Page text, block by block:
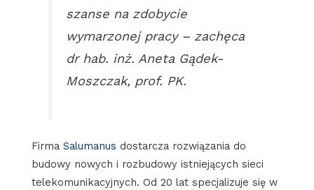
szanse na zdobycie
wymarzonej pracy – zachęca
dr hab. inż. Aneta Gądek-
Moszczak, prof. PK.
Firma Salumanus dostarcza rozwiązania do
budowy nowych i rozbudowy istniejących sieci
telekomunikacyjnych. Od 20 lat specjalizuje się w